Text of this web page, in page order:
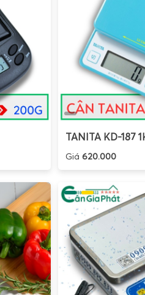
TANITA KD-187
Giá620.000